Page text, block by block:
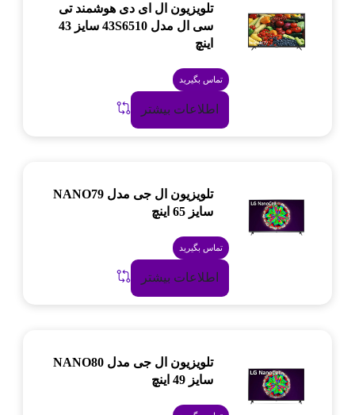
تلویزیون ال ای دی هوشمند تی
سی ال مدل 43S6510 سایز 43
تماس بگیرید
اطلاعات بیشتر
تلویزیون ال جی مدل NANO79
سایز 65 اینچ
تماس بگیرید
اطلاعات بیشتر
تلویزیون ال جی مدل NANO80
سایز 49 اینچ